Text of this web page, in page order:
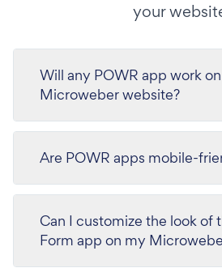
your
Will any POWR app work
Microweber website?
Are POWR apps mobile-
Can I customize the look of
Form app on my